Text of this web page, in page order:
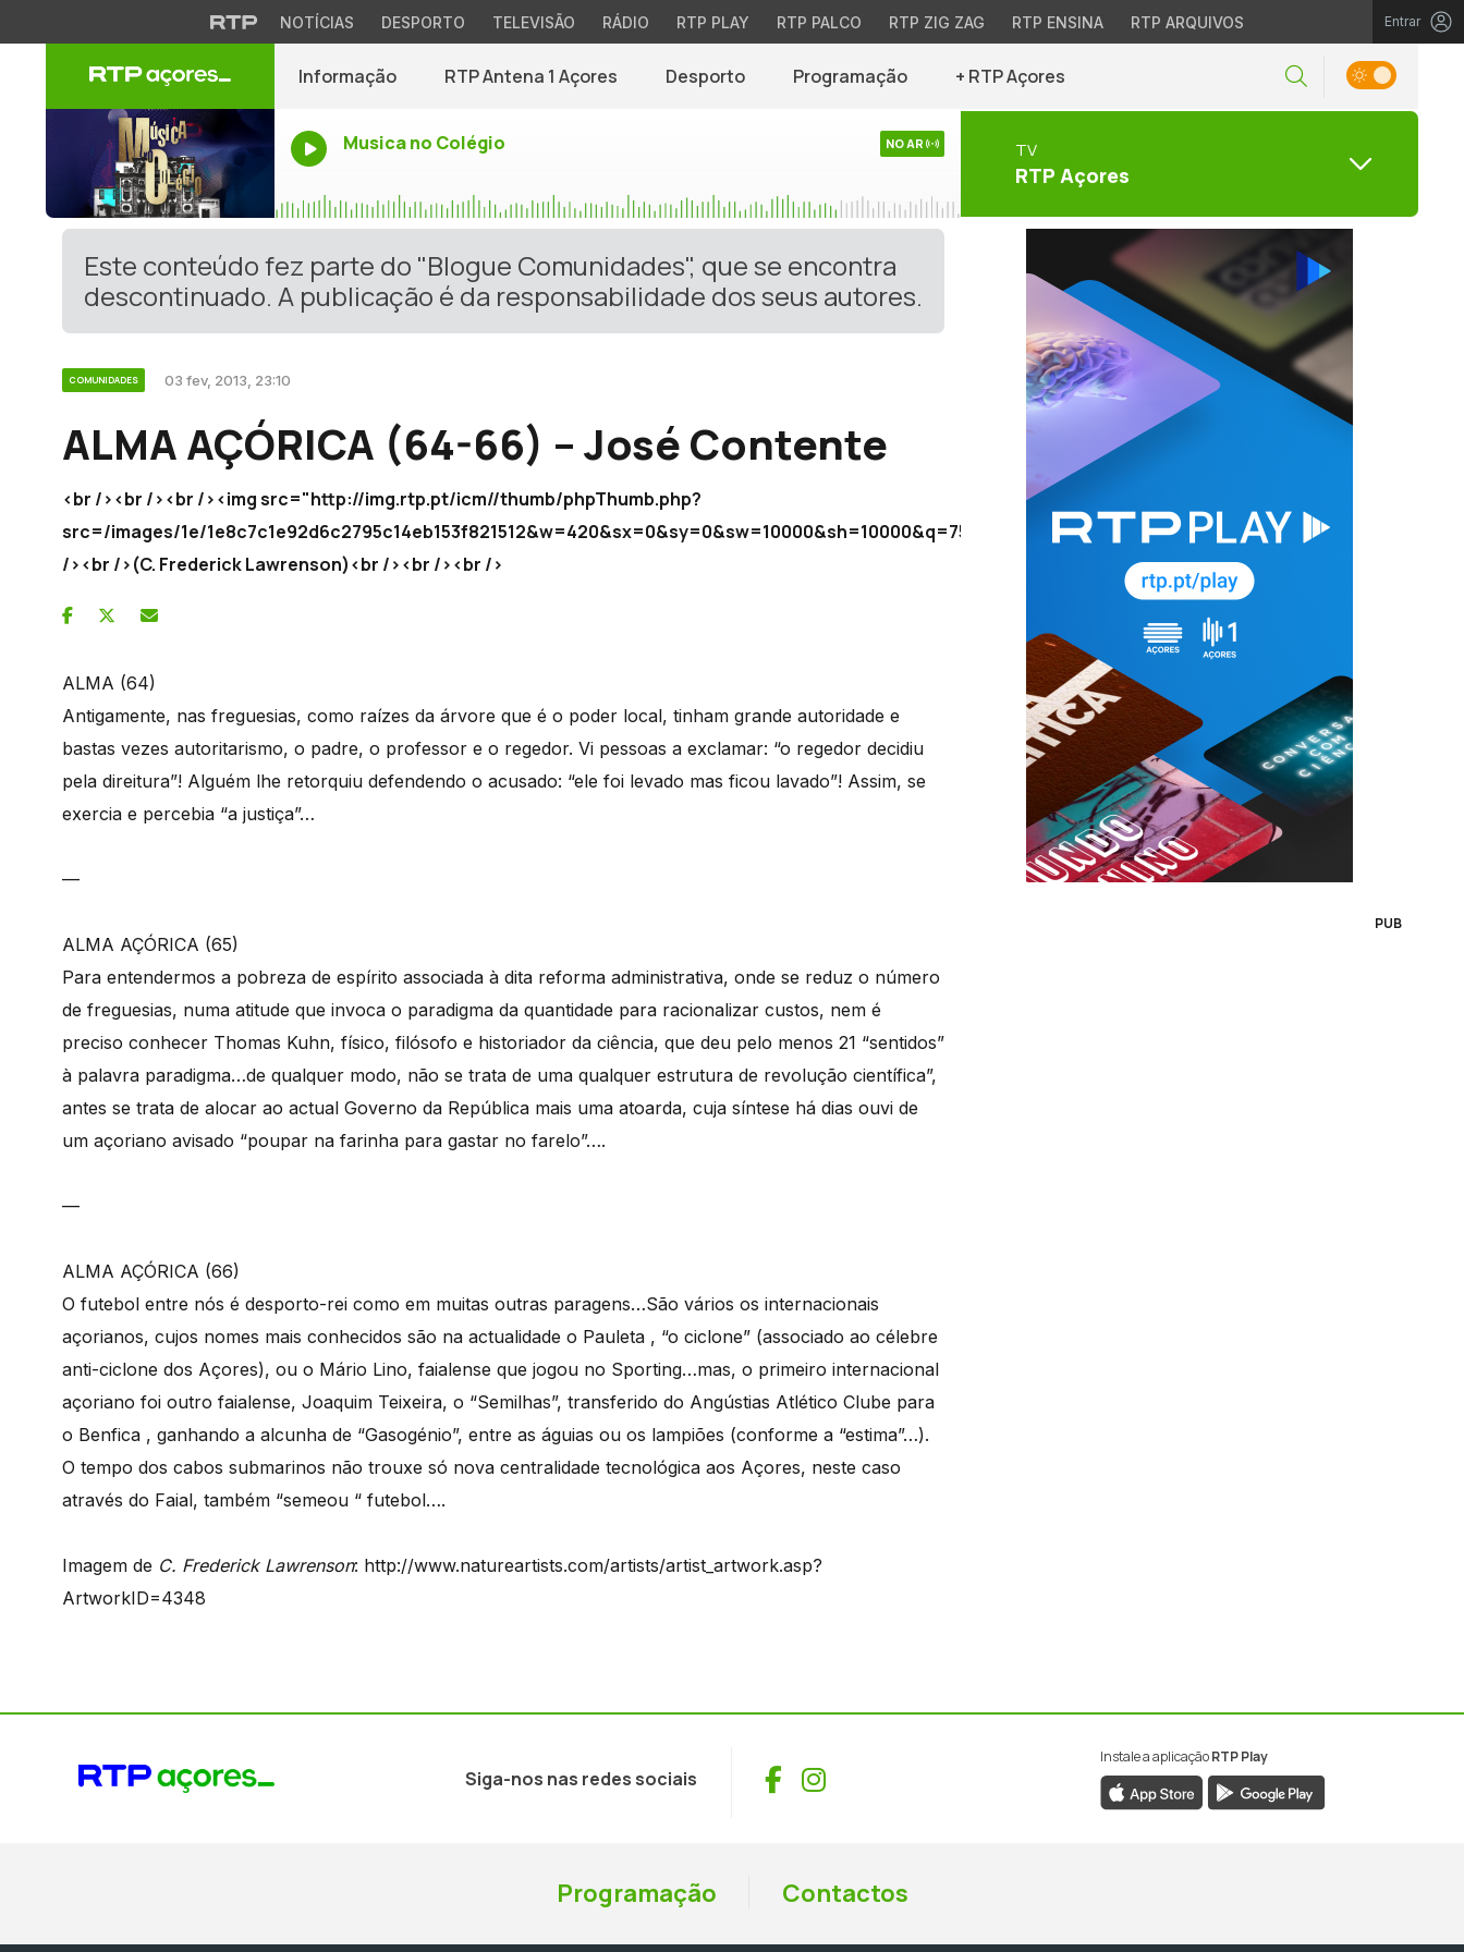
NOTÍCIAS DESPORTO TELEVISÃO RÁDIO RTP PLAY RTP PALCO RTP ZIG ZAG RTP ENSINA RTP ARQUIVOS Entrar
Informação RTP Antena 1 Açores Desporto Programação + RTP Açores
Musica no Colégio NO AR TV
RTP Açores
Este conteúdo fez parte do "Blogue Comunidades", que se encontra
descontinuado. A publicação é da responsabilidade dos seus autores.
COMUNIDADES 03 fev, 2013, 23:10
ALMA AÇÓRICA (64-66) – José Contente
<br /><br /><br /><img src="http://img.rtp.pt/icm//thumb/phpThumb.php?
src=/images/1e/1e8c7c1e92d6c2795c14eb153f821512&w=420&sx=0&sy=0&sw=10000&sh=10000&q=75"
/><br />(C. Frederick Lawrenson)<br /><br /><br />
ALMA (64)
Antigamente, nas freguesias, como raízes da árvore que é o poder local, tinham grande autoridade e
bastas vezes autoritarismo, o padre, o professor e o regedor. Vi pessoas a exclamar: “o regedor decidiu
pela direitura”! Alguém lhe retorquiu defendendo o acusado: “ele foi levado mas ficou lavado”! Assim, se
exercia e percebia “a justiça”…
—
ALMA AÇÓRICA (65)
Para entendermos a pobreza de espírito associada à dita reforma administrativa, onde se reduz o número
de freguesias, numa atitude que invoca o paradigma da quantidade para racionalizar custos, nem é
preciso conhecer Thomas Kuhn, físico, filósofo e historiador da ciência, que deu pelo menos 21 “sentidos”
à palavra paradigma…de qualquer modo, não se trata de uma qualquer estrutura de revolução científica”,
antes se trata de alocar ao actual Governo da República mais uma atoarda, cuja síntese há dias ouvi de
um açoriano avisado “poupar na farinha para gastar no farelo”….
—
ALMA AÇÓRICA (66)
O futebol entre nós é desporto-rei como em muitas outras paragens…São vários os internacionais
açorianos, cujos nomes mais conhecidos são na actualidade o Pauleta , “o ciclone” (associado ao célebre
anti-ciclone dos Açores), ou o Mário Lino, faialense que jogou no Sporting…mas, o primeiro internacional
açoriano foi outro faialense, Joaquim Teixeira, o “Semilhas”, transferido do Angústias Atlético Clube para
o Benfica , ganhando a alcunha de “Gasogénio”, entre as águias ou os lampiões (conforme a “estima”…).
O tempo dos cabos submarinos não trouxe só nova centralidade tecnológica aos Açores, neste caso
através do Faial, também “semeou “ futebol….
Imagem de C. Frederick Lawrenson: http://www.natureartists.com/artists/artist_artwork.asp?
ArtworkID=4348
PUB
Siga-nos nas redes sociais Facebook
Instagram
Instale a aplicaçãoRTP Play
Programação Contactos